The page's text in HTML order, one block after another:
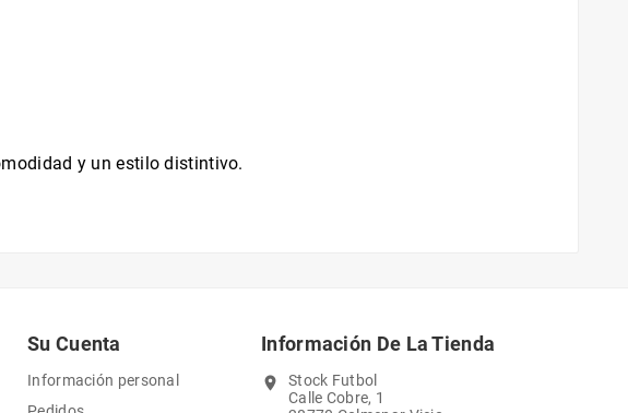
y un estilo distintivo.
Su Cuenta
Información personal
Información De La Tienda
location_on
Stock Futbol
Calle Cobre, 1